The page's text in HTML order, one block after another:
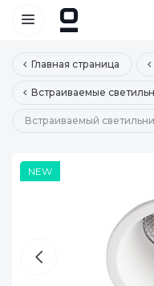
Главная страница
Встраиваемые
Встраиваемый
NEW
NEW